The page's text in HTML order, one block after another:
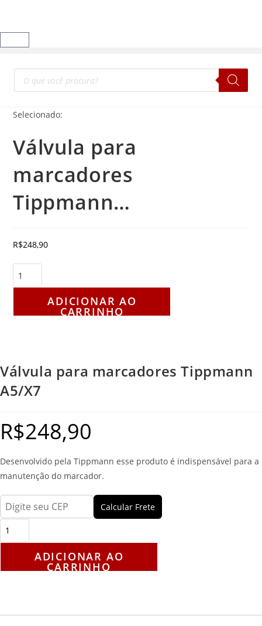
Selecionado:
Válvula para
marcadores
Tippmann…
R$248,90
ADICIONAR AO
CARRINHO
Válvula para marcadores Tippmann
A5/X7
R$248,90
Desenvolvido pela Tippmann esse produto é indispensável para a
manutenção do marcador.
Calcular Frete
ADICIONAR AO
CARRINHO